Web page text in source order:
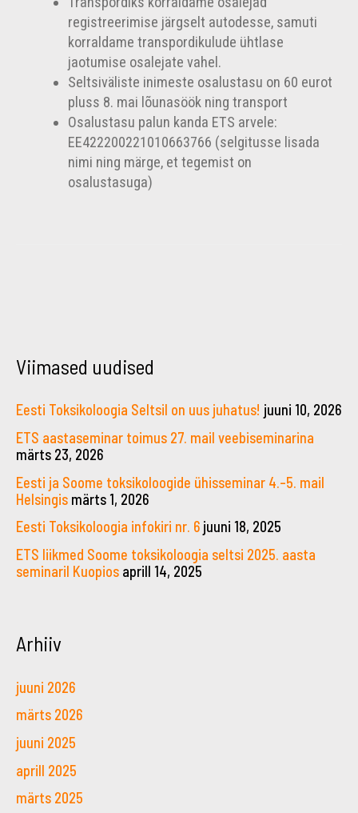
registreerimise järgselt autodesse, samuti
korraldame transpordikulude ühtlase
jaotumise osalejate vahel.
Seltsiväliste inimeste osalustasu on 60 eurot
pluss 8. mai lõunasöök ning transport
Osalustasu palun kanda ETS arvele:
EE422200221010663766 (selgitusse lisada
nimi ning märge, et tegemist on
osalustasuga)
Viimased uudised
Eesti Toksikoloogia Seltsil on uus juhatus! juuni 10, 2026
ETS aastaseminar toimus 27. mail veebiseminarina
märts 23, 2026
Eesti ja Soome toksikoloogide ühisseminar 4.–5. mail
Helsingis märts 1, 2026
Eesti Toksikoloogia infokiri nr. 6 juuni 18, 2025
ETS liikmed Soome toksikoloogia seltsi 2025. aasta
seminaril Kuopios aprill 14, 2025
Arhiiv
juuni 2026
märts 2026
juuni 2025
aprill 2025
märts 2025